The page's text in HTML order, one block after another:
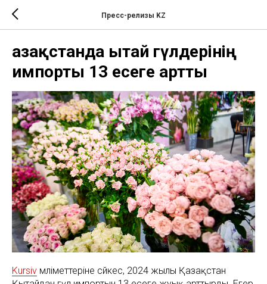
Пресс-релизы KZ
Қазақстанда Қытай гүлдерінің
импорты 13 есеге артты
Kursiv мәліметтеріне сәйкес, 2024 жылы Қазақстан